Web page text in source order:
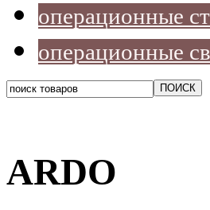
операционные
операционные
ARDO